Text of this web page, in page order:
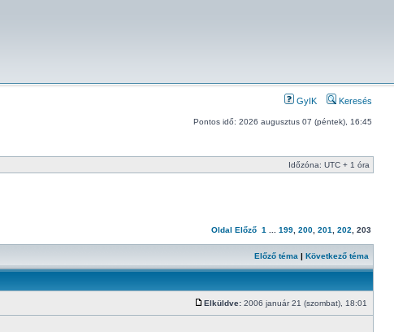
GyIK Keresés
Pontos idő: 2026 augusztus 07 (péntek), 16:45
Időzóna: UTC + 1 óra
Oldal Előző 1 199 200 201 202 203
Előző téma | Következő téma
Elküldve: 2006 január 21 (szombat), 18:01